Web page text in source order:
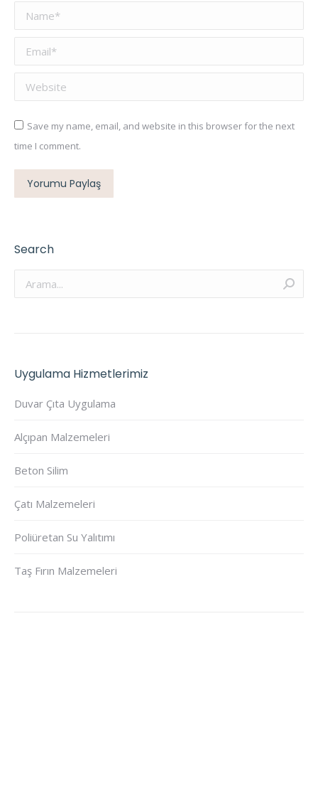
Name *
Email *
Website
Save my name, email, and website in this browser for the next
time I comment.
Yorumu Paylaş
Search
Arama:
Uygulama Hizmetlerimiz
Duvar Çıta Uygulama
Alçıpan Malzemeleri
Beton Silim
Çatı Malzemeleri
Poliüretan Su Yalıtımı
Taş Fırın Malzemeleri